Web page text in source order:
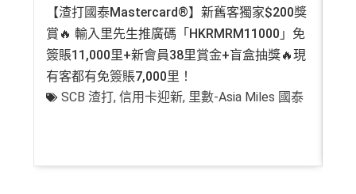
【渣打國泰Mastercard®】新舊客獨家$200獎
賞🔥 輸入里先生推廣碼「HKRMRM11000」免
簽賬11,000里+新會員38里賞金+盲盒抽獎🔥現
有客都有免簽賬7,000里！
SCB 渣打,信用卡迎新, 里數-Asia Miles 國泰